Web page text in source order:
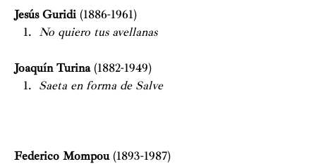
Jesús Guridi (1886-1961)
No quiero tus avellanas
Joaquín Turina (1882-1949)
Saeta en forma de Salve
Federico Mompou (1893-1987)